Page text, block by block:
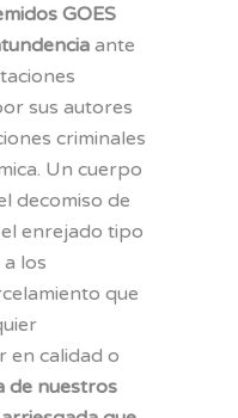
GOES
ante
sus autores
criminales
Un cuerpo
decomiso de
enrejado tipo
los
que
en calidad o
de nuestros